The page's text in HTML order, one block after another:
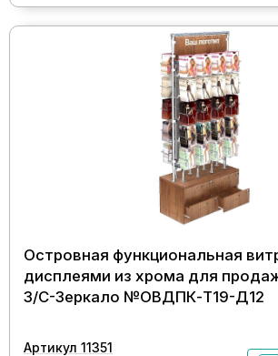
Островная функциональная
дисплеями из хрома для
З/C-Зеркало №ОВДПК-Т19-Д12
Артикул 11351